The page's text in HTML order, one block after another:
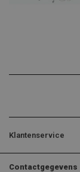
Klantenservice
Contactgegevens